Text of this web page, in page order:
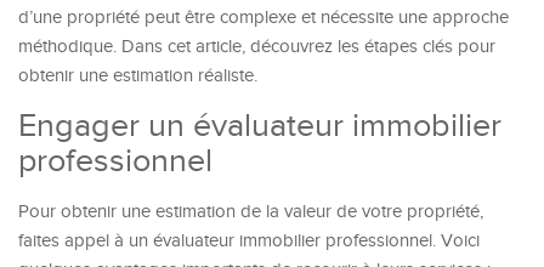
d’une propriété peut être complexe et nécessite une approche
méthodique. Dans cet article, découvrez les étapes clés pour
obtenir une estimation réaliste.
Engager un évaluateur immobilier
professionnel
Pour obtenir une estimation de la valeur de votre propriété,
faites appel à un évaluateur immobilier professionnel. Voici